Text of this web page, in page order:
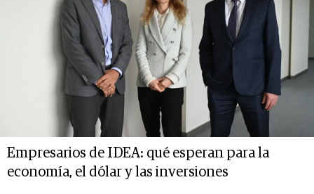
Empresarios de IDEA: qué esperan para la
economía, el dólar y las inversiones